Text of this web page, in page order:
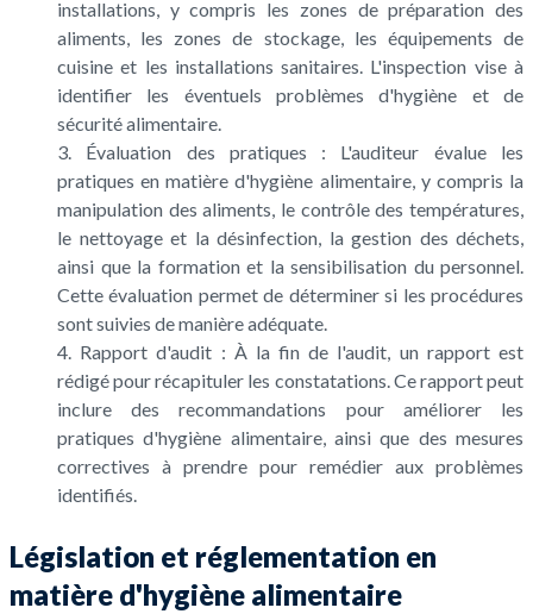
installations, y compris les zones de préparation des
aliments, les zones de stockage, les équipements de
cuisine et les installations sanitaires. L'inspection vise à
identifier les éventuels problèmes d'hygiène et de
sécurité alimentaire.
Évaluation des pratiques : L'auditeur évalue les
pratiques en matière d'hygiène alimentaire, y compris la
manipulation des aliments, le contrôle des températures,
le nettoyage et la désinfection, la gestion des déchets,
ainsi que la formation et la sensibilisation du personnel.
Cette évaluation permet de déterminer si les procédures
sont suivies de manière adéquate.
Rapport d'audit : À la fin de l'audit, un rapport est
rédigé pour récapituler les constatations. Ce rapport peut
inclure des recommandations pour améliorer les
pratiques d'hygiène alimentaire, ainsi que des mesures
correctives à prendre pour remédier aux problèmes
identifiés.
Législation et réglementation en
matière d'hygiène alimentaire